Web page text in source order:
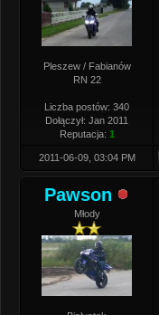
Pleszew / Fabianów
RN 22
Liczba postów: 340
Dołączył: Jan 2011
Reputacja: 1
2011-06-09, 03:04 PM
Pawson
Młody